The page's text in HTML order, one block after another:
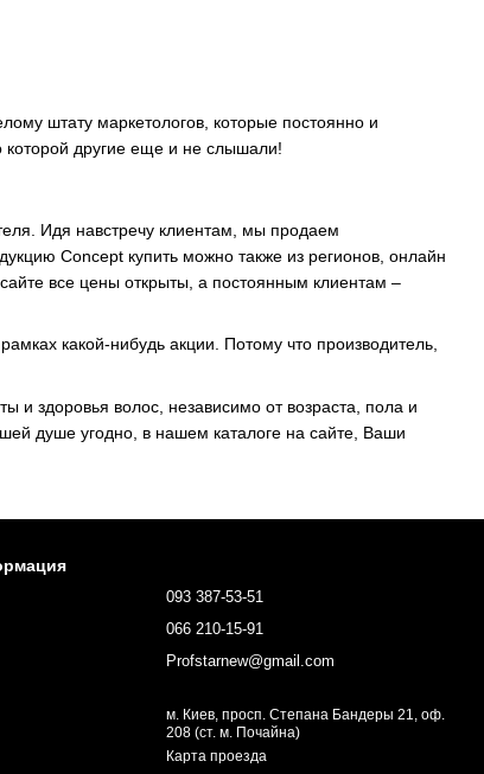
штату маркетологов, которые постоянно и
другие еще и не слышали!
Идя навстречу клиентам, мы продаем
Concept купить можно также из регионов, онлайн
все цены открыты, а постоянным клиентам –
какой-нибудь акции. Потому что производитель,
здоровья волос, независимо от возраста, пола и
душе угодно, в нашем каталоге на сайте, Ваши
093 387-53-51
066 210-15-91
Profstarnew@gmail.com
м. Киев, просп. Степана Бандеры 21, оф.
208 (ст. м. Почайна)
Карта проезда